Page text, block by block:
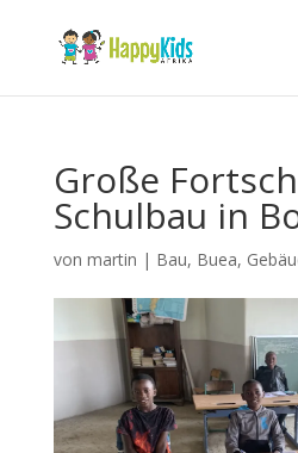
Große
Schulbau in
von martin | Bau, Buea,